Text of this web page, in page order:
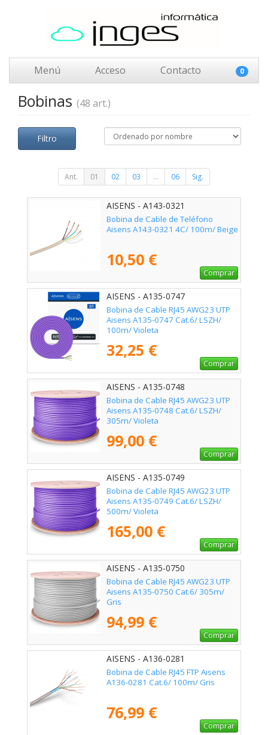
Menú Acceso Contacto 0
Bobinas (48 art.)
Filtro
Ant. 01 02 03 ... 06 Sig.
AISENS - A143-0321
Bobina de Cable de Teléfono
Aisens A143-0321 4C/ 100m/ Beige
10,50 €
Comprar
AISENS - A135-0747
Bobina de Cable RJ45 AWG23 UTP
Aisens A135-0747 Cat.6/ LSZH/
100m/ Violeta
32,25 €
Comprar
AISENS - A135-0748
Bobina de Cable RJ45 AWG23 UTP
Aisens A135-0748 Cat.6/ LSZH/
305m/ Violeta
99,00 €
Comprar
AISENS - A135-0749
Bobina de Cable RJ45 AWG23 UTP
Aisens A135-0749 Cat.6/ LSZH/
500m/ Violeta
165,00 €
Comprar
AISENS - A135-0750
Bobina de Cable RJ45 AWG23 UTP
Aisens A135-0750 Cat.6/ 305m/
Gris
94,99 €
Comprar
AISENS - A136-0281
Bobina de Cable RJ45 FTP Aisens
A136-0281 Cat.6/ 100m/ Gris
76,99 €
Comprar